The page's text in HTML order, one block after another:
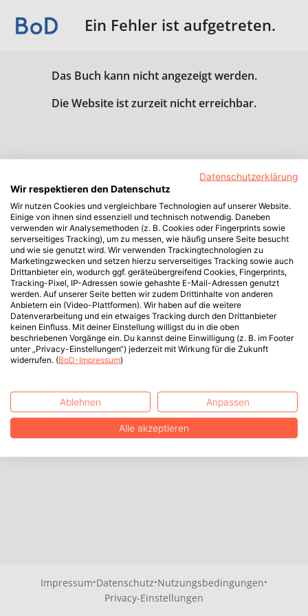
Ein Fehler ist aufgetreten.
Das Buch kann nicht angezeigt werden.
Die Website ist zurzeit nicht erreichbar.
Impressum·Datenschutz·Nutzungsbedingungen·
Privacy-Einstellungen
Datenschutzerklärung
Wir respektieren den Datenschutz
Wir nutzen Cookies und vergleichbare Technologien auf unserer Website.
Einige von ihnen sind essenziell und technisch notwendig. Daneben
verwenden wir Analysemethoden (z. B. Cookies oder Fingerprints sowie
serverseitiges Tracking), um zu messen, wie häufig unsere Seite besucht
und wie sie genutzt wird. Wir verwenden Trackingtechnologien zu
Marketingzwecken und setzen hierzu serverseitiges Tracking sowie auch
Drittanbieter ein, wodurch ggf. geräteübergreifend Cookies, Fingerprints,
Tracking-Pixel, IP-Adressen sowie gehashte E-Mail-Adressen genutzt
werden. Auf unserer Seite betten wir zudem Drittinhalte von anderen
Anbietern ein (Video-Plattformen). Wir haben auf die weitere
Datenverarbeitung und ein etwaiges Tracking durch den Drittanbieter
keinen Einfluss. Mit deiner Einstellung willigst du in die oben
beschriebenen Vorgänge ein. Du kannst deine Einwilligung (z. B. im Footer
unter „Privacy-Einstellungen“) jederzeit mit Wirkung für die Zukunft
widerrufen. (BoD-Impressum)
Ablehnen Anpassen
Alle akzeptieren